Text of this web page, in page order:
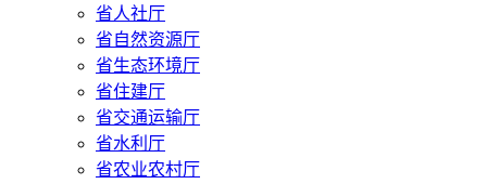
省人社厅
省自然资源厅
省生态环境厅
省住建厅
省交通运输厅
省水利厅
省农业农村厅